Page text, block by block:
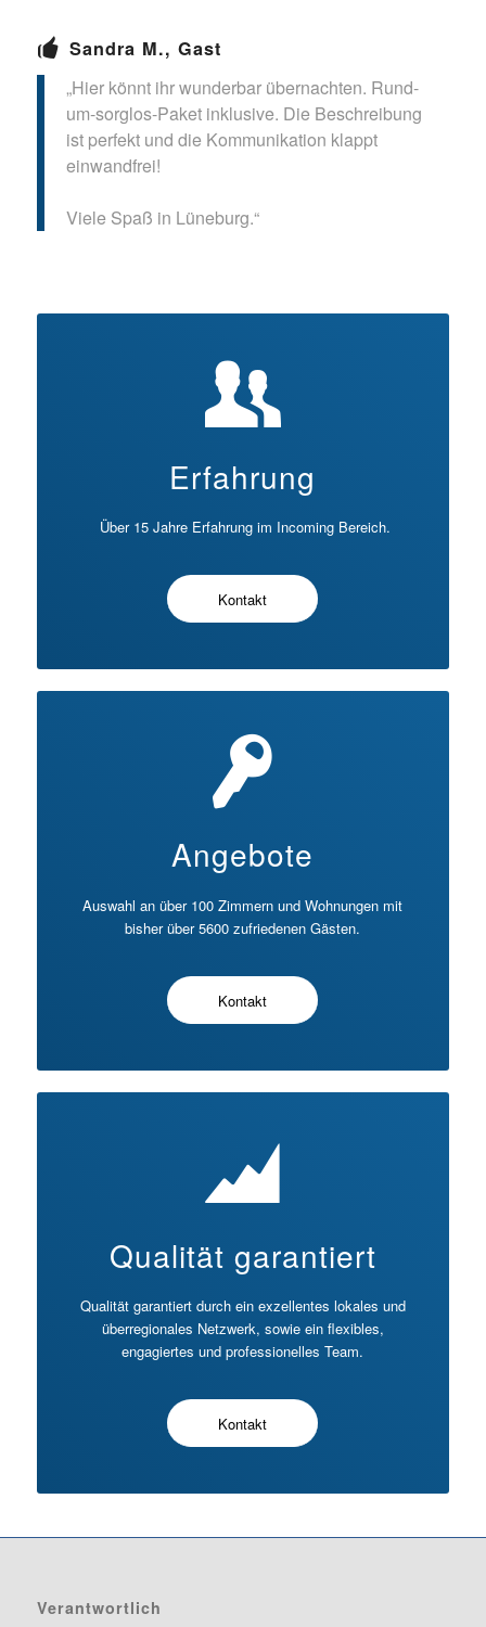
Sandra M., Gast
„Hier könnt ihr wunderbar übernachten. Rund-
um-sorglos-Paket inklusive. Die Beschreibung
ist perfekt und die Kommunikation klappt
einwandfrei!
Viele Spaß in Lüneburg.“
Erfahrung
Über 15 Jahre Erfahrung im Incoming Bereich.
Kontakt
Angebote
Auswahl an über 100 Zimmern und Wohnungen mit
bisher über 5600 zufriedenen Gästen.
Kontakt
Qualität garantiert
Qualität garantiert durch ein exzellentes lokales und
überregionales Netzwerk, sowie ein flexibles,
engagiertes und professionelles Team.
Kontakt
Verantwortlich